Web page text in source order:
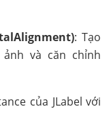
: Tạo
và căn chỉnh
của JLabel với